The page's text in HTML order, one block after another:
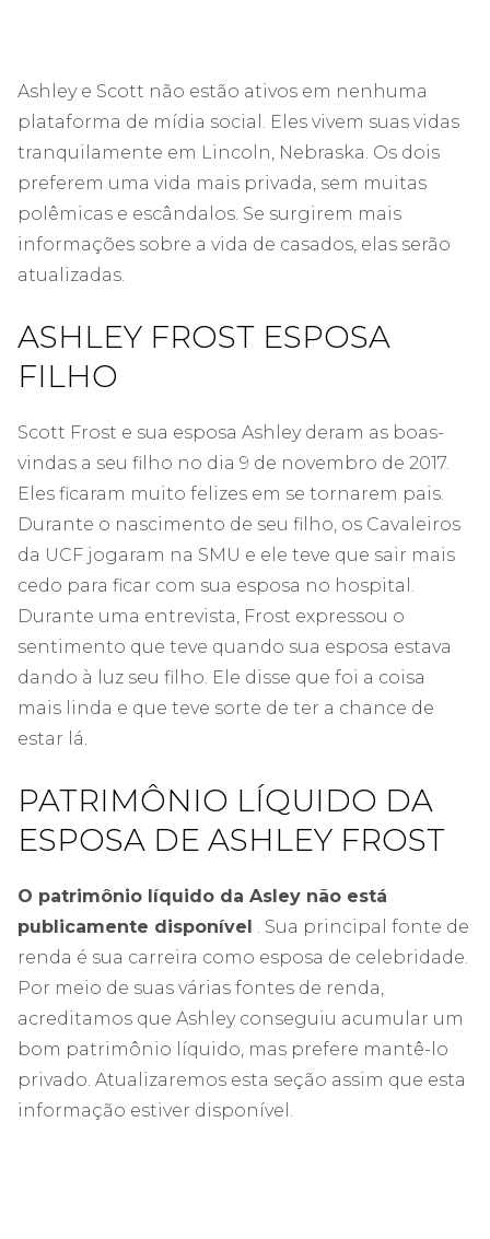
Ashley e Scott não estão ativos em nenhuma
plataforma de mídia social. Eles vivem suas vidas
tranquilamente em Lincoln, Nebraska. Os dois
preferem uma vida mais privada, sem muitas
polêmicas e escândalos. Se surgirem mais
informações sobre a vida de casados, elas serão
atualizadas.
ASHLEY FROST ESPOSA
FILHO
Scott Frost e sua esposa Ashley deram as boas-
vindas a seu filho no dia 9 de novembro de 2017.
Eles ficaram muito felizes em se tornarem pais.
Durante o nascimento de seu filho, os Cavaleiros
da UCF jogaram na SMU e ele teve que sair mais
cedo para ficar com sua esposa no hospital.
Durante uma entrevista, Frost expressou o
sentimento que teve quando sua esposa estava
dando à luz seu filho. Ele disse que foi a coisa
mais linda e que teve sorte de ter a chance de
estar lá.
PATRIMÔNIO LÍQUIDO DA
ESPOSA DE ASHLEY FROST
O patrimônio líquido da Asley não está
publicamente disponível . Sua principal fonte de
renda é sua carreira como esposa de celebridade.
Por meio de suas várias fontes de renda,
acreditamos que Ashley conseguiu acumular um
bom patrimônio líquido, mas prefere mantê-lo
privado. Atualizaremos esta seção assim que esta
informação estiver disponível.